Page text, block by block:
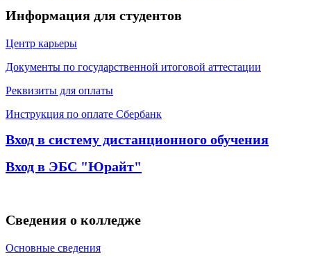
Информация для студентов
Центр карьеры
Документы по государственной итоговой аттестации
Реквизиты для оплаты
Инструкция по оплате Сбербанк
Вход в систему дистанционного обучения
Вход в ЭБС "Юрайт"
Сведения о колледже
Основные сведения